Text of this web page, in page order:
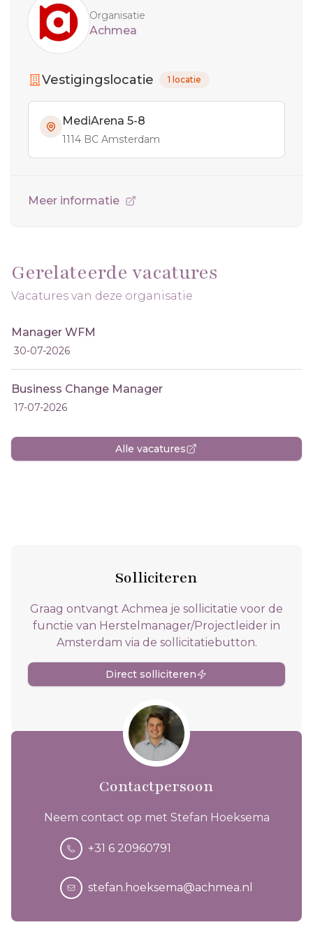
Organisatie
Achmea
Vestigingslocatie 1 locatie
MediArena 5-8
1114 BC Amsterdam
Meer informatie
Gerelateerde vacatures
Vacatures van deze organisatie
Manager WFM
30-07-2026
Business Change Manager
17-07-2026
Alle vacatures
Solliciteren
Graag ontvangt Achmea je sollicitatie voor de
functie van Herstelmanager/Projectleider in
Amsterdam via de sollicitatiebutton.
Direct solliciteren
Contactpersoon
Neem contact op met Stefan Hoeksema
+31 6 20960791
stefan.hoeksema@achmea.nl